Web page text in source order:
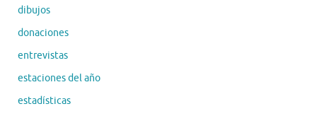
dibujos
donaciones
entrevistas
estaciones del año
estadísticas